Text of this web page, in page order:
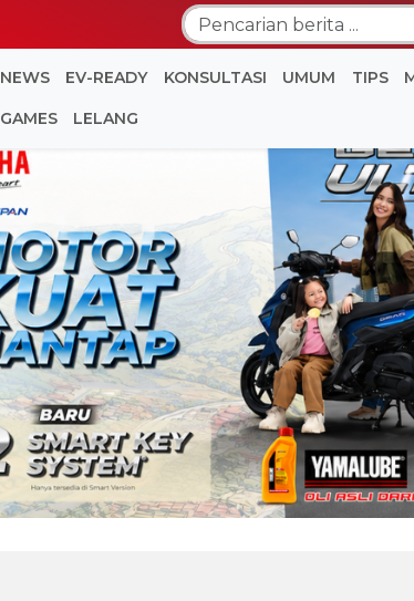
NEWS EV-READY KONSULTASI UMUM TIPS
GAMES LELANG